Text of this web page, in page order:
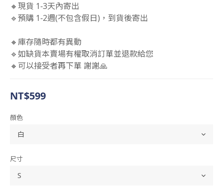
🔸現貨 1-3天內寄出
🔹預購 1-2週(不包含假日)，到貨後寄出
🔸庫存隨時都有異動
🔹如缺貨本賣場有權取消訂單並退款給您
🔸可以接受者再下單 謝謝🙏
NT$599
顏色
尺寸